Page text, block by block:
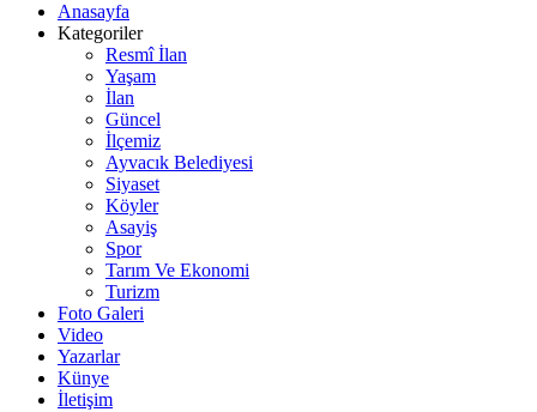
Anasayfa
Kategoriler
Resmî İlan
Yaşam
İlan
Güncel
İlçemiz
Ayvacık Belediyesi
Siyaset
Köyler
Asayiş
Spor
Tarım Ve Ekonomi
Turizm
Foto Galeri
Video
Yazarlar
Künye
İletişim